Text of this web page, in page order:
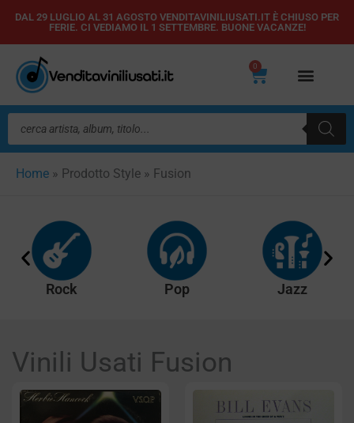
Vai
contenuto
DAL 29 LUGLIO AL 31 AGOSTO VENDITAVINILIUSATI.IT È CHIUSO PER
FERIE. CI VEDIAMO IL 1 SETTEMBRE. BUONE VACANZE!
0
Carrello
Ricerca
prodotti
Home » Prodotto Style » Fusion
Rock Pop Jazz
Vinili Usati Fusion
Pagina